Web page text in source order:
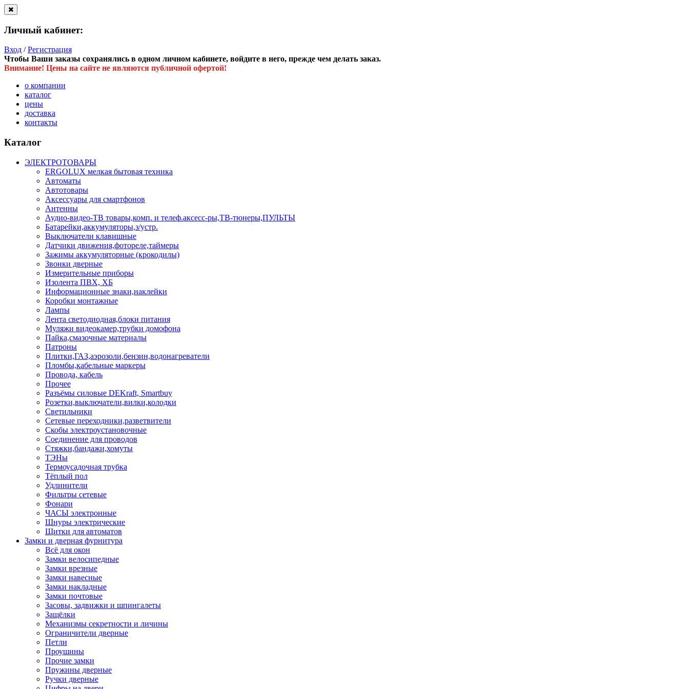
Личный кабинет:
Вход /Регистрация
Чтобы Ваши заказы сохранялись в одном личном кабинете, войдите в него, прежде чем делать заказ.
Внимание! Цены на сайте не являются публичной офертой!
о компании
каталог
цены
доставка
контакты
Каталог
ЭЛЕКТРОТОВАРЫ
ERGOLUX мелкая бытовая техника
Автоматы
Автотовары
Аксессуары для смартфонов
Антенны
Аудио-видео-ТВ товары,комп. и телеф.аксесс-ры,ТВ-тюнеры,ПУЛЬТЫ
Батарейки,аккумуляторы,з/устр.
Выключатели клавишные
Датчики движения,фотореле,таймеры
Зажимы аккумуляторные (крокодилы)
Звонки дверные
Измерительные приборы
Изолента ПВХ, ХБ
Информационные знаки,наклейки
Коробки монтажные
Лампы
Лента светодиодная,блоки питания
Муляжи видеокамер,трубки домофона
Пайка,смазочные материалы
Патроны
Плитки,ГАЗ,аэрозоли,бензин,водонагреватели
Пломбы,кабельные маркеры
Провода, кабель
Прочее
Разъёмы силовые DEKraft, Smartbuy
Розетки,выключатели,вилки,колодки
Светильники
Сетевые переходники,разветвители
Скобы электроустановочные
Соединение для проводов
Стяжки,бандажи,хомуты
ТЭНы
Термоусадочная трубка
Тёплый пол
Удлинители
Фильтры сетевые
Фонари
ЧАСЫ электронные
Шнуры электрические
Щитки для автоматов
Замки и дверная фурнитура
Всё для окон
Замки велосипедные
Замки врезные
Замки навесные
Замки накладные
Замки почтовые
Засовы, задвижки и шпингалеты
Защёлки
Механизмы секретности и личины
Ограничители дверные
Петли
Проушины
Прочие замки
Пружины дверные
Ручки дверные